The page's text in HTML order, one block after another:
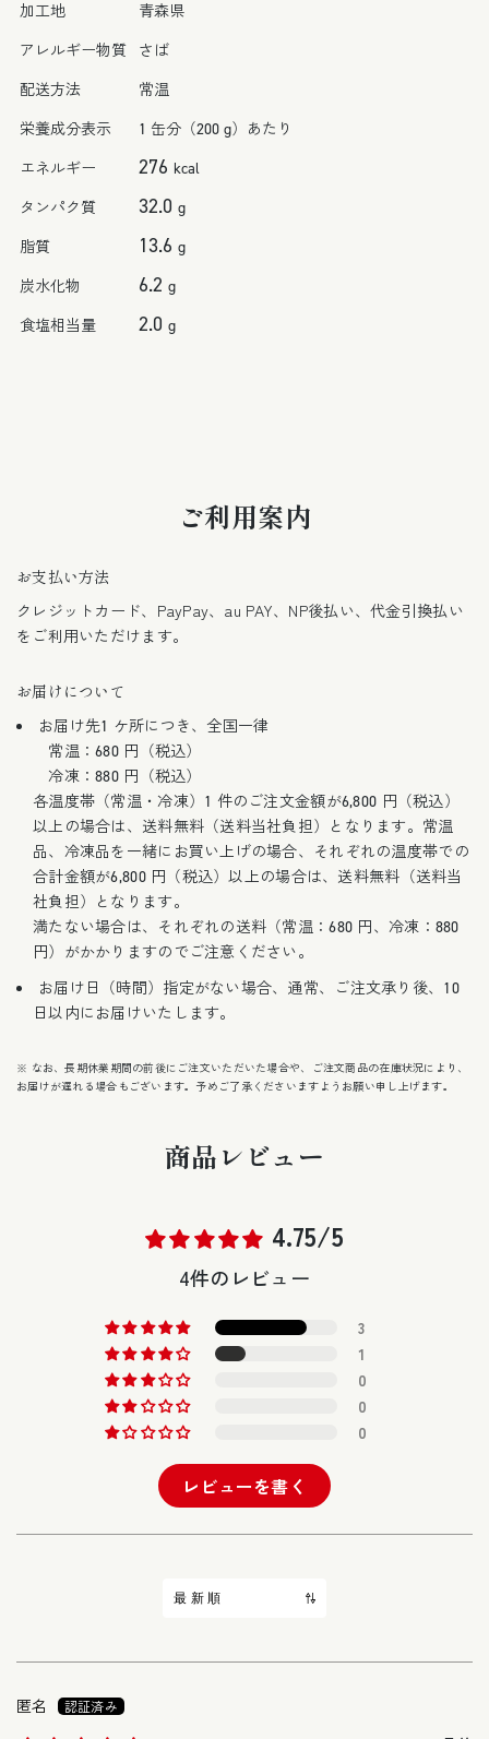
加工地 青森県
アレルギー物質 さば
配送方法 常温
栄養成分表示 1 缶分（200 g）あたり
エネルギー 276 kcal
タンパク質 32.0 g
脂質 13.6 g
炭水化物 6.2 g
食塩相当量 2.0 g
ご利用案内
お支払い方法
クレジットカード、PayPay、au PAY、NP後払い、代金引換払い
をご利用いただけます。
お届けについて
お届け先1 ケ所につき、全国一律
常温：680 円（税込）
冷凍：880 円（税込）
各温度帯（常温・冷凍）1 件のご注文金額が6,800 円（税込）
以上の場合は、送料無料（送料当社負担）となります。常温
品、冷凍品を一緒にお買い上げの場合、それぞれの温度帯での
合計金額が6,800 円（税込）以上の場合は、送料無料（送料当
社負担）となります。
満たない場合は、それぞれの送料（常温：680 円、冷凍：880
円）がかかりますのでご注意ください。
お届け日（時間）指定がない場合、通常、ご注文承り後、10
日以内にお届けいたします。
※ なお、長期休業期間の前後にご注文いただいた場合や、ご注文商品の在庫状況により、
お届けが遅れる場合もございます。予めご了承くださいますようお願い申し上げます。
商品レビュー
4.75/5
4件のレビュー
3
1
0
0
0
レビューを書く
Sort by
匿名